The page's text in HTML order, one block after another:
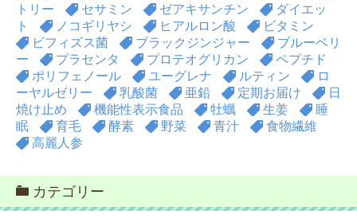
トリー
セサミン ゼアキサンチン
ダイエッ
ト
ノコギリヤシ ヒアルロン酸
ビタミン
ビフィズス菌
ブラックジンジャー
ブルーベリ
ー
プラセンタ プロテオグリカン
ペプチド
ポリフェノール
ユーグレナ ルティン
ロ
ーヤルゼリー
乳酸菌 亜鉛 定期お届け
日
焼け止め
機能性表示食品 牡蠣 生姜
睡
眠
育毛 酵素 野菜 青汁
食物繊維
高麗人参
カテゴリー